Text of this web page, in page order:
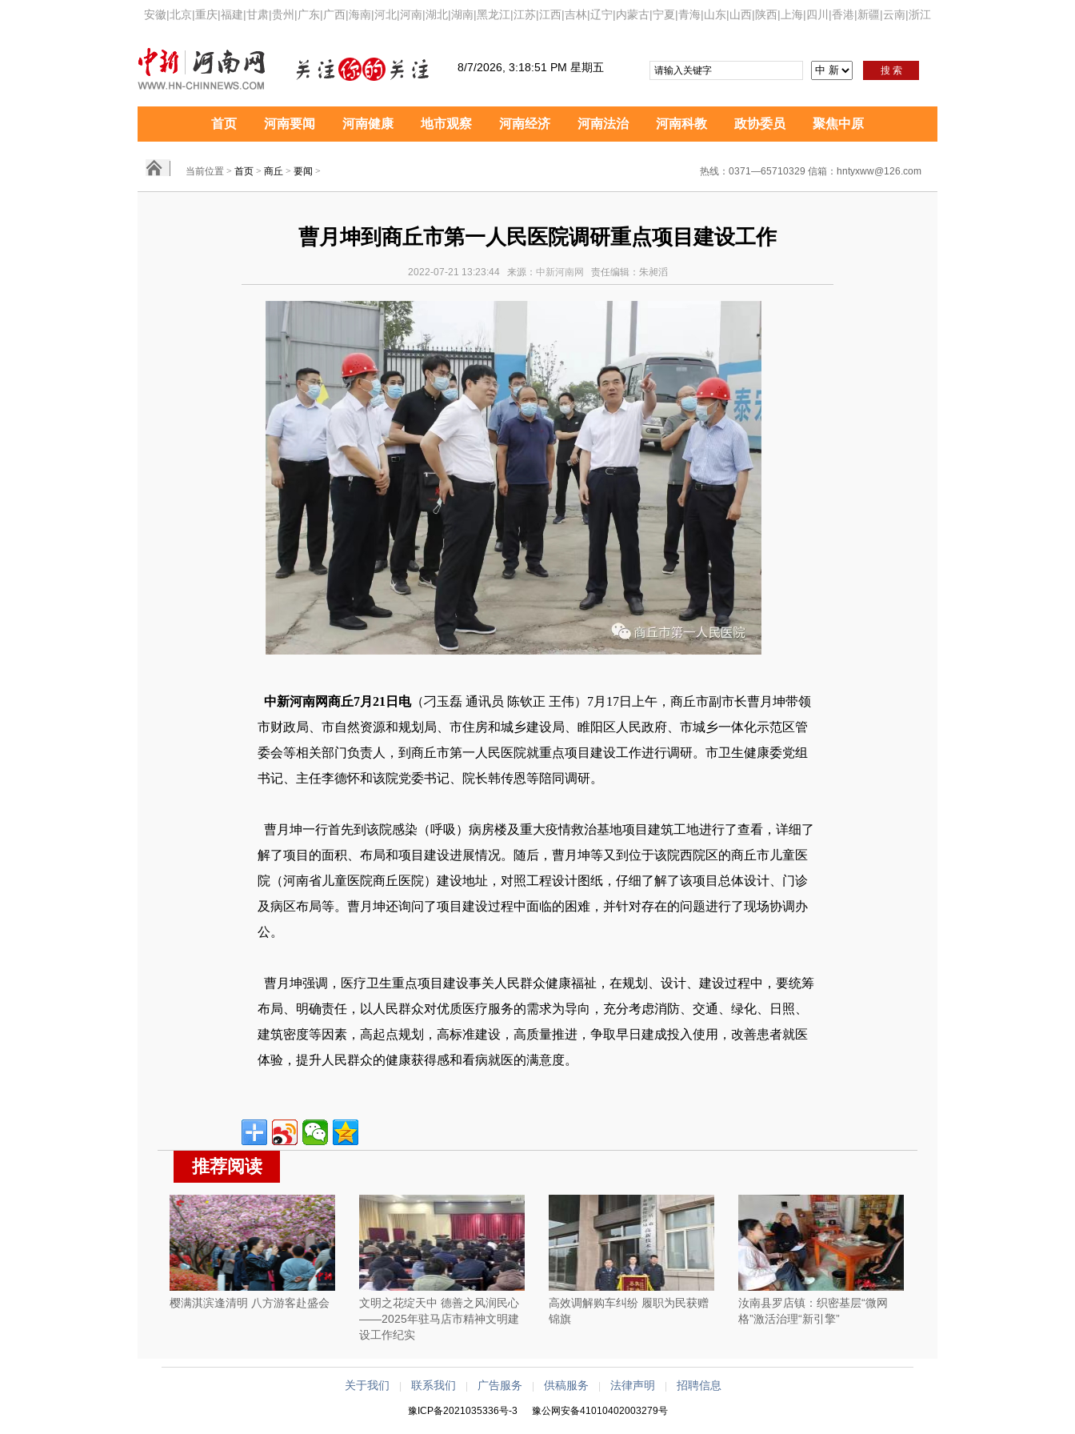
安徽|北京|重庆|福建|甘肃|贵州 |广东|广西|海南|河北|河南|湖北|湖南|黑龙江|江苏|江西|吉林|辽宁|内蒙古|宁夏|青海|山东|山西|陕西| 上海|四川 |香港|新疆|云南|浙江
8/7/2026, 3:18:52 PM 星期五 搜 索
首页 河南要闻 河南健康 地市观察 河南经济 河南法治 河南科教 政协委员 聚焦中原
当前位置 > 首页 > 商丘 > 要闻 > 热线：0371—65710329 信箱：hntyxww@126.com
曹月坤到商丘市第一人民医院调研重点项目建设工作
2022-07-21 13:23:44 来源： 中新河南网 责任编辑：朱昶滔
中新河南网商丘7月21日电（刁玉磊 通讯员 陈钦正 王伟）7月17日上午，商丘市副市长曹月坤带领
市财政局、市自然资源和规划局、市住房和城乡建设局、睢阳区人民政府、市城乡一体化示范区管
委会等相关部门负责人，到商丘市第一人民医院就重点项目建设工作进行调研。市卫生健康委党组
书记、主任李德怀和该院党委书记、院长韩传恩等陪同调研。
曹月坤一行首先到该院感染（呼吸）病房楼及重大疫情救治基地项目建筑工地进行了查看，详细了
解了项目的面积、布局和项目建设进展情况。随后，曹月坤等又到位于该院西院区的商丘市儿童医
院（河南省儿童医院商丘医院）建设地址，对照工程设计图纸，仔细了解了该项目总体设计、门诊
及病区布局等。曹月坤还询问了项目建设过程中面临的困难，并针对存在的问题进行了现场协调办
公。
曹月坤强调，医疗卫生重点项目建设事关人民群众健康福祉，在规划、设计、建设过程中，要统筹
布局、明确责任，以人民群众对优质医疗服务的需求为导向，充分考虑消防、交通、绿化、日照、
建筑密度等因素，高起点规划，高标准建设，高质量推进，争取早日建成投入使用，改善患者就医
体验，提升人民群众的健康获得感和看病就医的满意度。
推荐阅读
樱满淇滨逢清明 八方游客赴盛会
文明之花绽天中 德善之风润民心
——2025年驻马店市精神文明建
设工作纪实
高效调解购车纠纷 履职为民获赠
锦旗
汝南县罗店镇：织密基层“微网
格”激活治理“新引擎”
关于我们 联系我们 广告服务 供稿服务 法律声明 招聘信息
豫ICP备2021035336号-3 豫公网安备41010402003279号